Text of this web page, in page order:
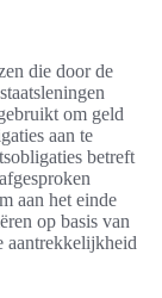
die door de
om geld
aan te
betreft
aan het einde
op basis van
aantrekkelijkheid